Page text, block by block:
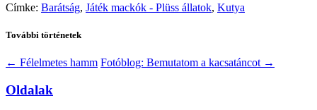
Címke: Barátság, Játék mackók - Plüss állatok, Kutya
További történetek
← Félelmetes hamm Fotóblog: Bemutatom a kacsatáncot →
Oldalak